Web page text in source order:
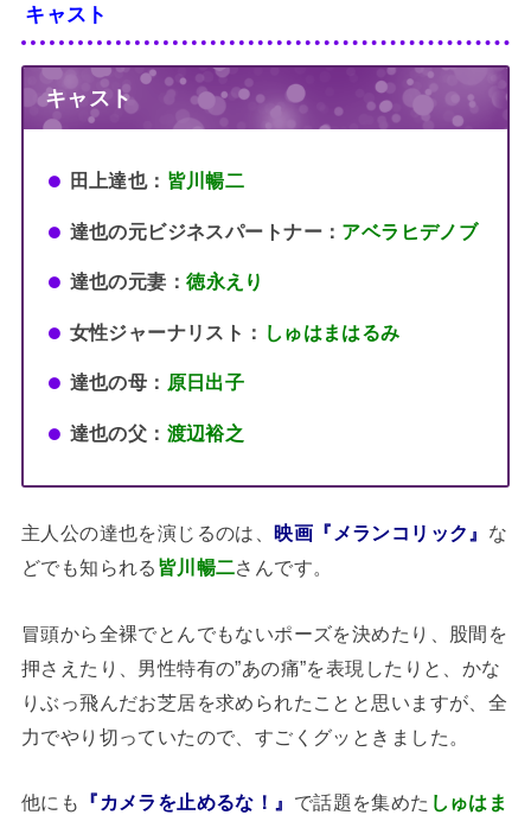
キャスト
キャスト
田上達也： 皆川暢二
達也の元ビジネスパートナー： アベラヒデノブ
達也の元妻：徳永えり
女性ジャーナリスト： しゅはまはるみ
達也の母： 原日出子
達也の父： 渡辺裕之
主人公の達也を演じるのは、 映画『メランコリック』 な
どでも知られる 皆川暢二さんです。
冒頭から全裸でとんでもないポーズを決めたり、股間を
押さえたり、男性特有の”あの痛”を表現したりと、かな
りぶっ飛んだお芝居を求められたことと思いますが、全
力でやり切っていたので、すごくグッときました。
他にも 『カメラを止めるな！』 で話題を集めた しゅはま